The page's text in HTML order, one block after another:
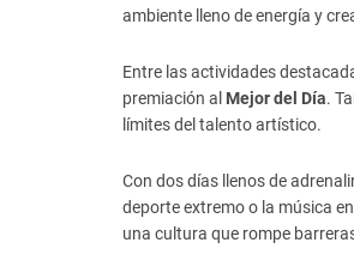
ambiente lleno de energía y
Entre las actividades
premiación al Mejor del Día.
límites del talento artístico.
Con dos días llenos de
deporte extremo o la música
una cultura que rompe